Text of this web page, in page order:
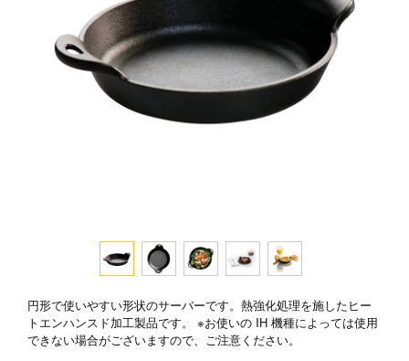
円形で使いやすい形状のサーバーです。熱強化処理を施したヒー
トエンハンスド加工製品です。 ※お使いの IH 機種によっては使用
できない場合がございますので、ご注意ください。